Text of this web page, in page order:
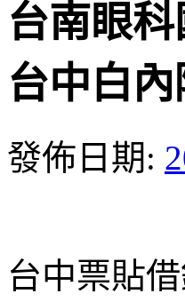
台南眼
台中白內
發佈日期:
台中票貼